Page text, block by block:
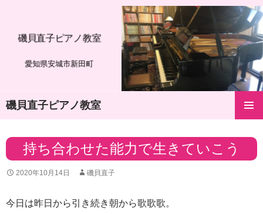
愛知県安城市新田町
磯貝直子ピアノ教室
磯貝直子ピアノ教室
テ
へ
キ
持ち合わせた能力で生きていこう
2020年10月14日 磯貝直子
今日は昨日から引き続き朝から歌歌歌。